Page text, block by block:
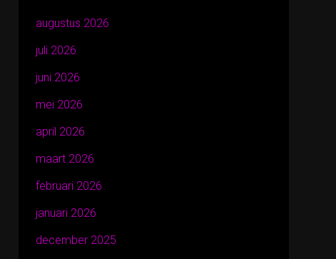
augustus 2026
juli 2026
juni 2026
mei 2026
april 2026
maart 2026
februari 2026
januari 2026
december 2025